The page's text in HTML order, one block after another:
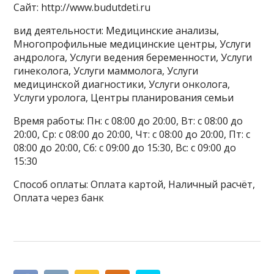
Сайт: http://www.budutdeti.ru
вид деятельности: Медицинские анализы,
Многопрофильные медицинские центры, Услуги
андролога, Услуги ведения беременности, Услуги
гинеколога, Услуги маммолога, Услуги
медицинской диагностики, Услуги онколога,
Услуги уролога, Центры планирования семьи
Время работы: Пн: с 08:00 до 20:00, Вт: с 08:00 до
20:00, Ср: с 08:00 до 20:00, Чт: с 08:00 до 20:00, Пт: с
08:00 до 20:00, Сб: с 09:00 до 15:30, Вс: с 09:00 до
15:30
Способ оплаты: Оплата картой, Наличный расчёт,
Оплата через банк